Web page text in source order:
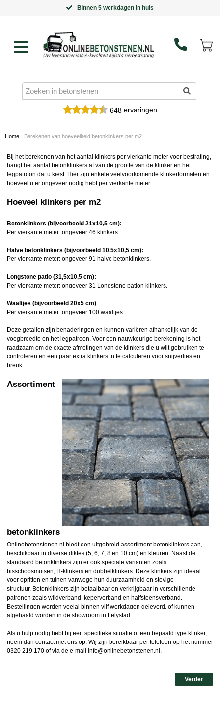
Binnen 5 werkdagen in huis
648ervaringen
Home Berekenen van hoeveelheid betonklinkers per m2
Bij het berekenen van het aantal klinkers per vierkante meter voor bestrating,
hangt het aantal betonklinkers af van de grootte van de klinker en het
legpatroon dat u kiest. Hier zijn enkele veelvoorkomende klinkerformaten en
hoeveel u er ongeveer nodig hebt per vierkante meter.
Hoeveel klinkers per m2
Betonklinkers (bijvoorbeeld 21x10,5 cm):
Per vierkante meter: ongeveer 46 klinkers.
Halve betonklinkers (bijvoorbeeld 10,5x10,5 cm):
Per vierkante meter: ongeveer 91 halve betonklinkers.
Longstone patio (31,5x10,5 cm):
Per vierkante meter: ongeveer 31 Longstone pation klinkers.
Waaltjes (bijvoorbeeld 20x5 cm):
Per vierkante meter: ongeveer 100 waaltjes.
Deze getallen zijn benaderingen en kunnen variëren afhankelijk van de
voegbreedte en het legpatroon. Voor een nauwkeurige berekening is het
raadzaam om de exacte afmetingen van de klinkers die u wilt gebruiken te
controleren en een paar extra klinkers in te calculeren voor snijverlies en
breuk.
Assortiment
betonklinkers
Onlinebetonstenen.nl biedt een uitgebreid assortiment betonklinkersaan,
beschikbaar in diverse diktes (5, 6, 7, 8 en 10 cm) en kleuren. Naast de
standaard betonklinkers zijn er ook speciale varianten zoals
bisschopsmutsen, H-klinkersen dubbelklinkers. Deze klinkers zijn ideaal
voor opritten en tuinen vanwege hun duurzaamheid en stevige
structuur. Betonklinkers zijn betaalbaar en verkrijgbaar in verschillende
patronen zoals wildverband, keperverband en halfsteensverband.
Bestellingen worden veelal binnen vijf werkdagen geleverd, of kunnen
afgehaald worden in de showroom in Lelystad.
Als u hulp nodig hebt bij een specifieke situatie of een bepaald type klinker,
neem dan contact met ons op. Wij zijn bereikbaar per telefoon op het nummer
0320 219 170 of via de e-mail info@onlinebetonstenen.nl.
Verder